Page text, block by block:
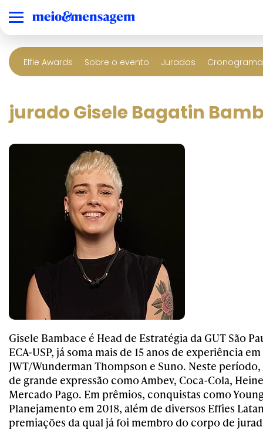
Effie Awards Sobre o evento Jurados
jurado Gisele Bagatin
Gisele Bambace é Head de Estratégia da GUT São
ECA-USP, já soma mais de 15 anos de experiência
JWT/Wunderman Thompson e Suno. Neste
de grande expressão como Ambev, Coca-Cola,
Mercado Pago. Em prêmios, conquistas como
Planejamento em 2018, além de diversos Effies
premiações da qual já foi membro do corpo de